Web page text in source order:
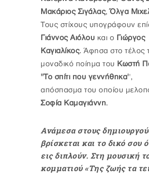
Μακάριος Σιγάλας,Όλγα
Τους στίχους υπογράφουν
Γιάννος Αιόλου και ο Γιώργος
Καγιαλίκος. Άφησα στο τέλος
μοναδικό ποίημα του Κωστή
''Το σπίτι που γεννήθηκα'',
απόσπασμα του οποίου
Σοφία Καμαγιάννη.
Ανάμεσα στους
βρίσκεται και το δικό σου
εις διπλούν. Στη μουσική
κομματιού «Της ζωής τα